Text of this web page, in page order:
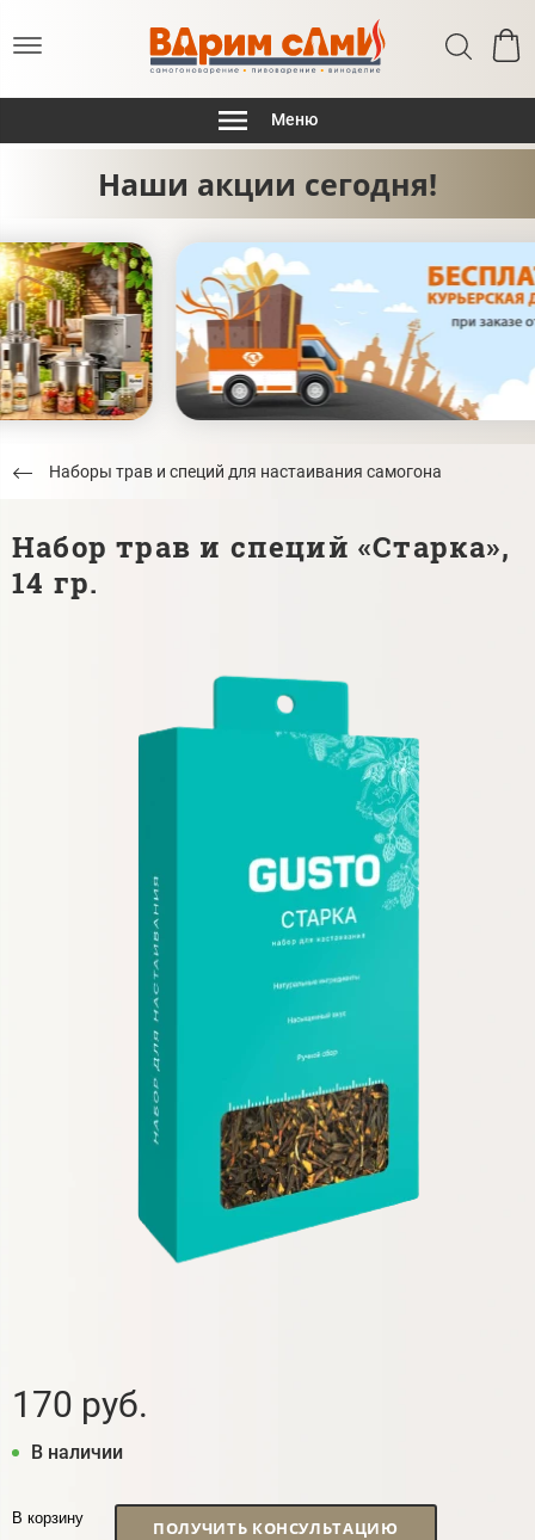
Меню
Наши акции сегодня!
Наборы трав и специй для настаивания самогона
Набор трав и специй «Старка»,
14 гр.
170 руб.
В наличии
В корзину ПОЛУЧИТЬ КОНСУЛЬТАЦИЮ